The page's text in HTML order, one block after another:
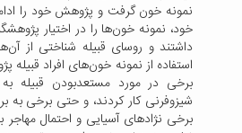
نمونه خون گرفت و پژوهش خود را
خود، نمونه خون‌ها را در اختیار
داشتند و روسای قبیله شناختی از
استفاده از نمونه خون‌های افراد
برخی در مورد مستعدبودن قبیله
شیزوفرنی کار کردند، و حتی برخی به
برخی نژادهای آسیایی و احتمال مهاجر